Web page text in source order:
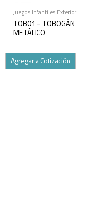
Juegos Infantiles Exterior
TOB01 – TOBOGÁN
METÁLICO
Agregar a Cotización